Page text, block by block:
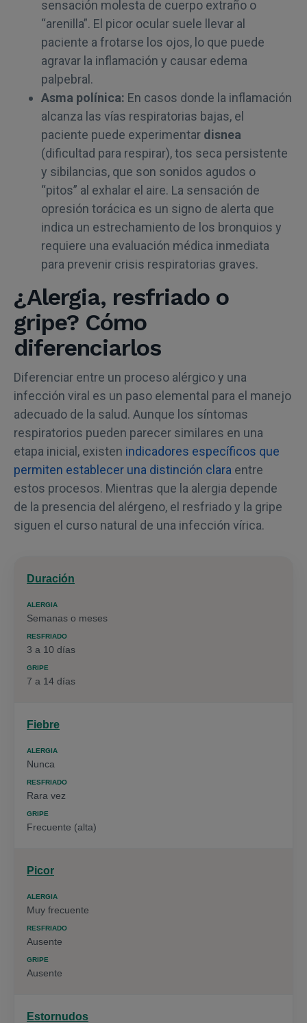
sensación molesta de cuerpo extraño o
“arenilla”. El picor ocular suele llevar al
paciente a frotarse los ojos, lo que puede
agravar la inflamación y causar edema
palpebral.
Asma polínica: En casos donde la inflamación
alcanza las vías respiratorias bajas, el
paciente puede experimentar disnea
(dificultad para respirar), tos seca persistente
y sibilancias, que son sonidos agudos o
“pitos” al exhalar el aire. La sensación de
opresión torácica es un signo de alerta que
indica un estrechamiento de los bronquios y
requiere una evaluación médica inmediata
para prevenir crisis respiratorias graves.
¿Alergia, resfriado o
gripe? Cómo
diferenciarlos
Diferenciar entre un proceso alérgico y una
infección viral es un paso elemental para el manejo
adecuado de la salud. Aunque los síntomas
respiratorios pueden parecer similares en una
etapa inicial, existen indicadores específicos que
permiten establecer una distinción clara entre
estos procesos. Mientras que la alergia depende
de la presencia del alérgeno, el resfriado y la gripe
siguen el curso natural de una infección vírica.
Duración
Semanas o meses
3 a 10 días
7 a 14 días
Fiebre
Nunca
Rara vez
Frecuente (alta)
Picor
Muy frecuente
Ausente
Ausente
Estornudos